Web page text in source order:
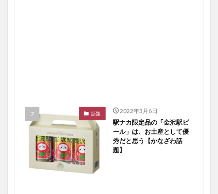
話題 2022年3月6日
駅ナカ限定品の「金沢駅ビ
ール」は、お土産として優
秀だと思う【かなざわ話
題】